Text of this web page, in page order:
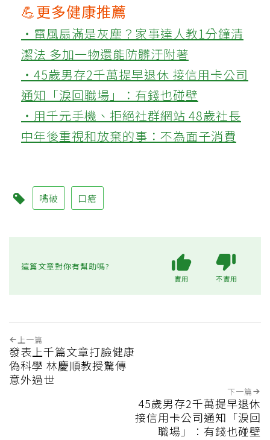
💪更多健康推薦
‧電風扇滿是灰塵？家事達人教1分鐘清
潔法 多加一物還能防髒汙附著
‧45歲男存2千萬提早退休 接信用卡公司
通知「淚回職場」：有錢也碰壁
‧用千元手機、拒絕社群網站 48歲社長
中年後重視和放棄的事：不為面子消費
嘴破 口瘡
這篇文章對你有幫助嗎?
實用 不實用
上一篇
發表上千篇文章打臉健康
偽科學 林慶順教授驚傳
意外過世
下一篇
45歲男存2千萬提早退休
接信用卡公司通知「淚回
職場」：有錢也碰壁